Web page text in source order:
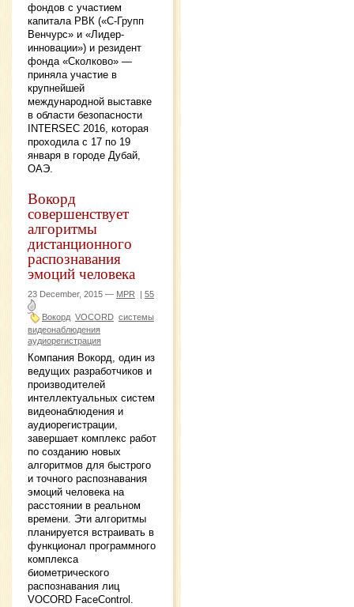
фондов с участием
капитала РВК («С-Групп
Венчурс» и «Лидер-
инновации») и резидент
фонда «Сколково» —
приняла участие в
крупнейшей
международной выставке
в области безопасности
INTERSEC 2016, которая
проходила с 17 по 19
января в городе Дубай,
ОАЭ.
Вокорд
совершенствует
алгоритмы
дистанционного
распознавания
эмоций человека
23 December, 2015 — MPR | 55
Вокорд VOCORD системы
видеонаблюдения
аудиорегистрация
Компания Вокорд, один из
ведущих разработчиков и
производителей
интеллектуальных систем
видеонаблюдения и
аудиорегистрации,
завершает комплекс работ
по созданию новых
алгоритмов для быстрого
и точного распознавания
эмоций человека на
расстоянии в реальном
времени. Эти алгоритмы
планируется встраивать в
функционал программного
комплекса
биометрического
распознавания лиц
VOCORD FaceControl.